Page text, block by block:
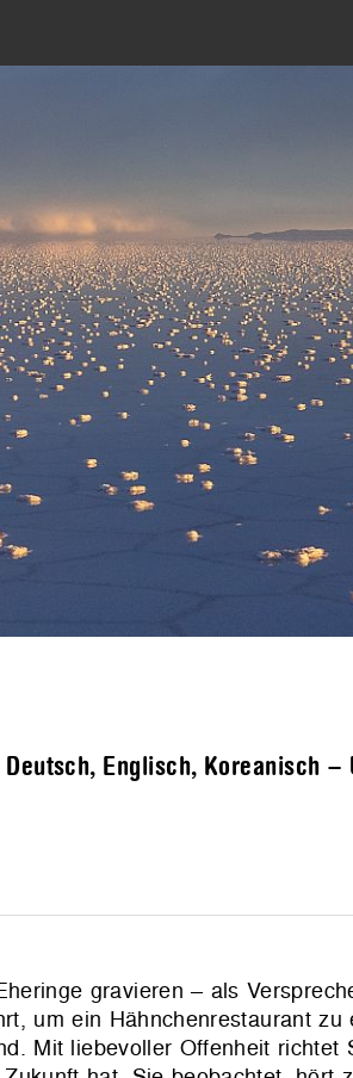
Englisch, Koreanisch
gravieren – als
um ein Hähnchenrestaurant zu
Mit liebevoller Offenheit richtet